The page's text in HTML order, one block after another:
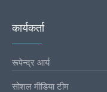
कार्यकर्ता
रूपेन्द्र आर्य
सोशल मीडिया टीम